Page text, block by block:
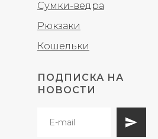
Сумки-ведра
Рюкзаки
Кошельки
ПОДПИСКА НА
НОВОСТИ